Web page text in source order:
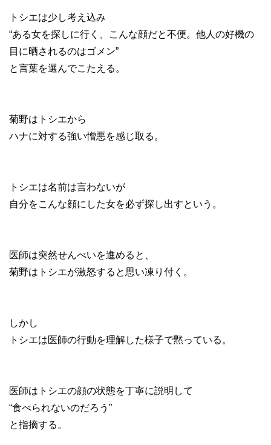
トシエは少し考え込み
“ある女を探しに行く、こんな顔だと不便。他人の好機の
目に晒されるのはゴメン”
と言葉を選んでこたえる。
菊野はトシエから
ハナに対する強い憎悪を感じ取る。
トシエは名前は言わないが
自分をこんな顔にした女を必ず探し出すという。
医師は突然せんべいを進めると、
菊野はトシエが激怒すると思い凍り付く。
しかし
トシエは医師の行動を理解した様子で黙っている。
医師はトシエの顔の状態を丁寧に説明して
“食べられないのだろう”
と指摘する。